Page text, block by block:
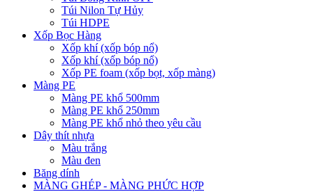
Túi Nilon Tự Hủy
Túi HDPE
Xốp Bọc Hàng
Xốp khí (xốp bóp nổ)
Xốp khí (xốp bóp nổ)
Xốp PE foam (xốp bọt, xốp màng)
Màng PE
Màng PE khổ 500mm
Màng PE khổ 250mm
Màng PE khổ nhỏ theo yêu cầu
Dây thít nhựa
Màu trắng
Màu đen
Băng dính
MÀNG GHÉP - MÀNG PHỨC HỢP